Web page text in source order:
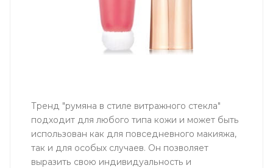
Тренд "румяна в стиле витражного стекла"
подходит для любого типа кожи и может быть
использован как для повседневного макияжа,
так и для особых случаев. Он позволяет
выразить свою индивидуальность и